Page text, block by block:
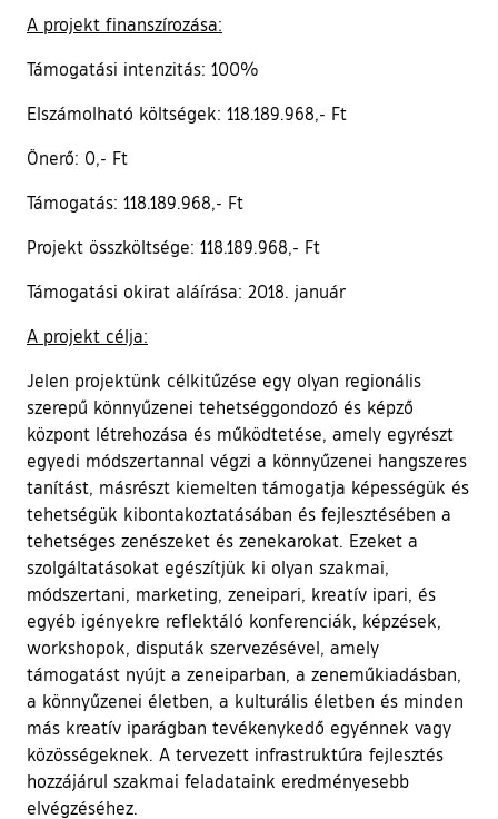
A projekt finanszírozása:
Támogatási intenzitás: 100%
Elszámolható költségek: 118.189.968,- Ft
Önerő: 0,- Ft
Támogatás: 118.189.968,- Ft
Projekt összköltsége: 118.189.968,- Ft
Támogatási okirat aláírása: 2018. január
A projekt célja:
Jelen projektünk célkitűzése egy olyan regionális
szerepű könnyűzenei tehetséggondozó és képző
központ létrehozása és működtetése, amely egyrészt
egyedi módszertannal végzi a könnyűzenei hangszeres
tanítást, másrészt kiemelten támogatja képességük és
tehetségük kibontakoztatásában és fejlesztésében a
tehetséges zenészeket és zenekarokat. Ezeket a
szolgáltatásokat egészítjük ki olyan szakmai,
módszertani, marketing, zeneipari, kreatív ipari, és
egyéb igényekre reflektáló konferenciák, képzések,
workshopok, disputák szervezésével, amely
támogatást nyújt a zeneiparban, a zeneműkiadásban,
a könnyűzenei életben, a kulturális életben és minden
más kreatív iparágban tevékenykedő egyénnek vagy
közösségeknek. A tervezett infrastruktúra fejlesztés
hozzájárul szakmai feladataink eredményesebb
elvégzéséhez.